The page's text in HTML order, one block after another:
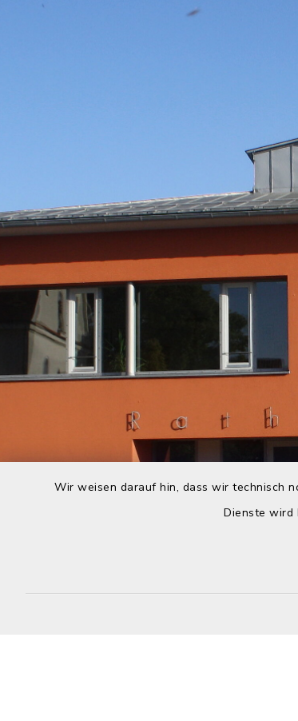
Wir weisen darauf hin, dass wir technisch
Dienste wird